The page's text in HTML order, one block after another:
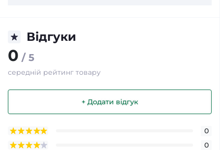
Відгуки
0 / 5
середній рейтинг товару
+ Додати відгук
0
0